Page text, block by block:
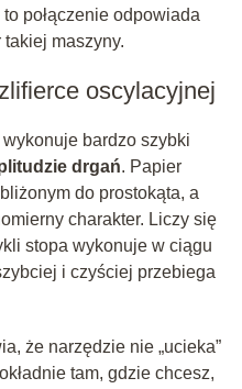
to połączenie odpowiada
takiej maszyny.
oscylacyjnej
bardzo szybki
drgań. Papier
do prostokąta, a
charakter. Liczy się
stopa wykonuje w ciągu
i czyściej przebiega
że narzędzie nie „ucieka”
tam, gdzie chcesz,